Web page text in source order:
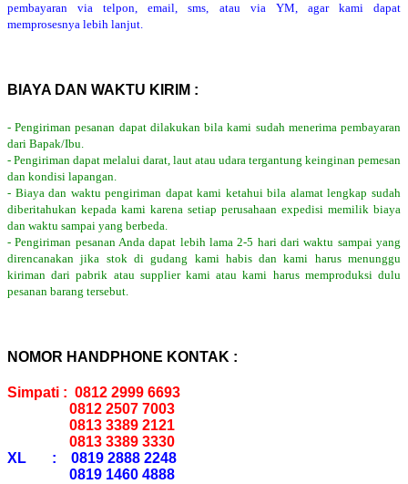
pembayaran via telpon, email, sms, atau via YM, agar kami dapat
memprosesnya lebih lanjut.
BIAYA DAN WAKTU KIRIM :
- Pengiriman pesanan dapat dilakukan bila kami sudah menerima pembayaran
dari Bapak/Ibu.
- Pengiriman dapat melalui darat, laut atau udara tergantung keinginan pemesan
dan kondisi lapangan.
- Biaya dan waktu pengiriman dapat kami ketahui bila alamat lengkap sudah
diberitahukan kepada kami karena setiap perusahaan expedisi memilik biaya
dan waktu sampai yang berbeda.
- Pengiriman pesanan Anda dapat lebih lama 2-5 hari dari waktu sampai yang
direncanakan jika stok di gudang kami habis dan kami harus menunggu
kiriman dari pabrik atau supplier kami atau kami harus memproduksi dulu
pesanan barang tersebut.
NOMOR HANDPHONE KONTAK :
Simpati : 0812 2999 6693
0812 2507 7003
0813 3389 2121
0813 3389 3330
XL : 0819 2888 2248
0819 1460 4888